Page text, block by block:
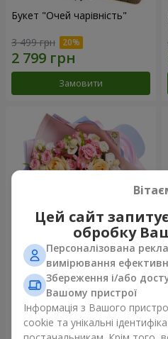
Букет "Очей чарівність"
3 499 грн
Замовити
Букет "Казка мого життя"
2 399 грн
Замовити
Цей сайт
обробку
Персоналізована
вимірювання
Збереження і/або
Вашому пристрої
Інформація з Вашого
cookie та унікальні